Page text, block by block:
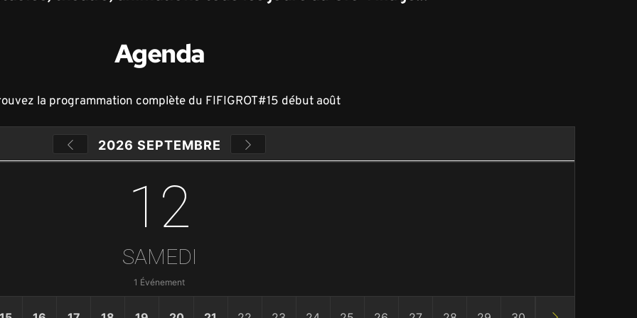
Agenda
la programmation complète du FIFIGROT#15 début août
2026 SEPTEMBRE
12
SAMEDI
1 Événement